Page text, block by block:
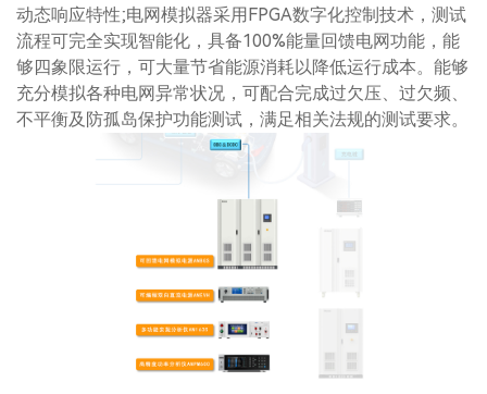
动态响应特性;电网模拟器采用FPGA数字化控制技术，测试
流程可完全实现智能化，具备100%能量回馈电网功能，能
够四象限运行，可大量节省能源消耗以降低运行成本。能够
充分模拟各种电网异常状况，可配合完成过欠压、过欠频、
不平衡及防孤岛保护功能测试，满足相关法规的测试要求。